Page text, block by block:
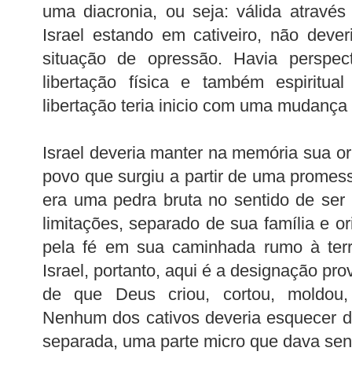
uma diacronia, ou seja: válida
Israel estando em cativeiro, não
situação de opressão. Havia
libertação física e também
libertação teria inicio com uma
Israel deveria manter na memória sua
povo que surgiu a partir de uma
era uma pedra bruta no sentido de
limitações, separado de sua família e
pela fé em sua caminhada rumo à
Israel, portanto, aqui é a designação
de que Deus criou, cortou,
Nenhum dos cativos deveria esquecer
separada, uma parte micro que dava